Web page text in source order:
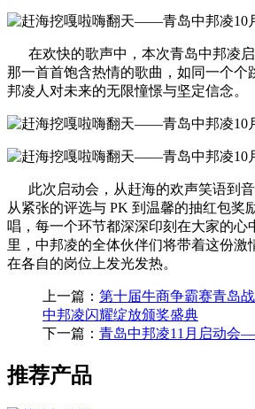
在欢快的歌声中，本次青岛中邦凌
那一首首饱含热情的歌曲，如同一个个
邦凌人对未来的无限憧憬与坚定信念。
此次启动会，从赶海的欢声笑语到
从紧张的评选与 PK 到温馨的抽红包奖
唱，每一个环节都深深印刻在大家的心
里，中邦凌的全体伙伴们将带着这份激
在各自的岗位上发光发热。
上一篇： 第十届牛商争霸赛青岛
中邦凌闪耀绽放颁奖盛典
下一篇： 青岛中邦凌11月启动会
推荐产品